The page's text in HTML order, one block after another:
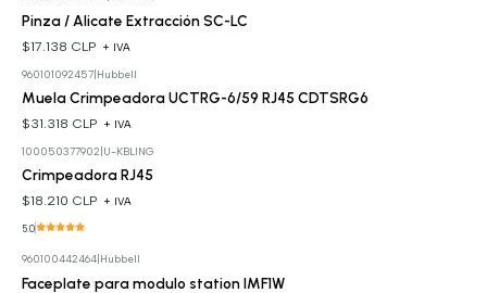
Pinza / Alicate Extracción SC-LC
$17.138 CLP + IVA
960101092457| Hubbell
Muela Crimpeadora UCTRG-6/59 RJ45 CDTSRG6
$31.318 CLP + IVA
100050377902 U-KBLING
Crimpeadora RJ45
$18.210 CLP + IVA
5.0
960100442464| Hubbell
Faceplate para modulo station IMF1W